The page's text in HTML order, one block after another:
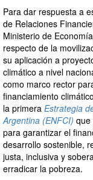
Para dar respuesta a
de Relaciones
Ministerio de
respecto de la
su aplicación a
climático a nivel
como marco rector
financiamiento
la primera Estrategia
Argentina (ENFCI) que
para garantizar el
desarrollo sostenible,
justa, inclusiva y
erradicar la pobreza.